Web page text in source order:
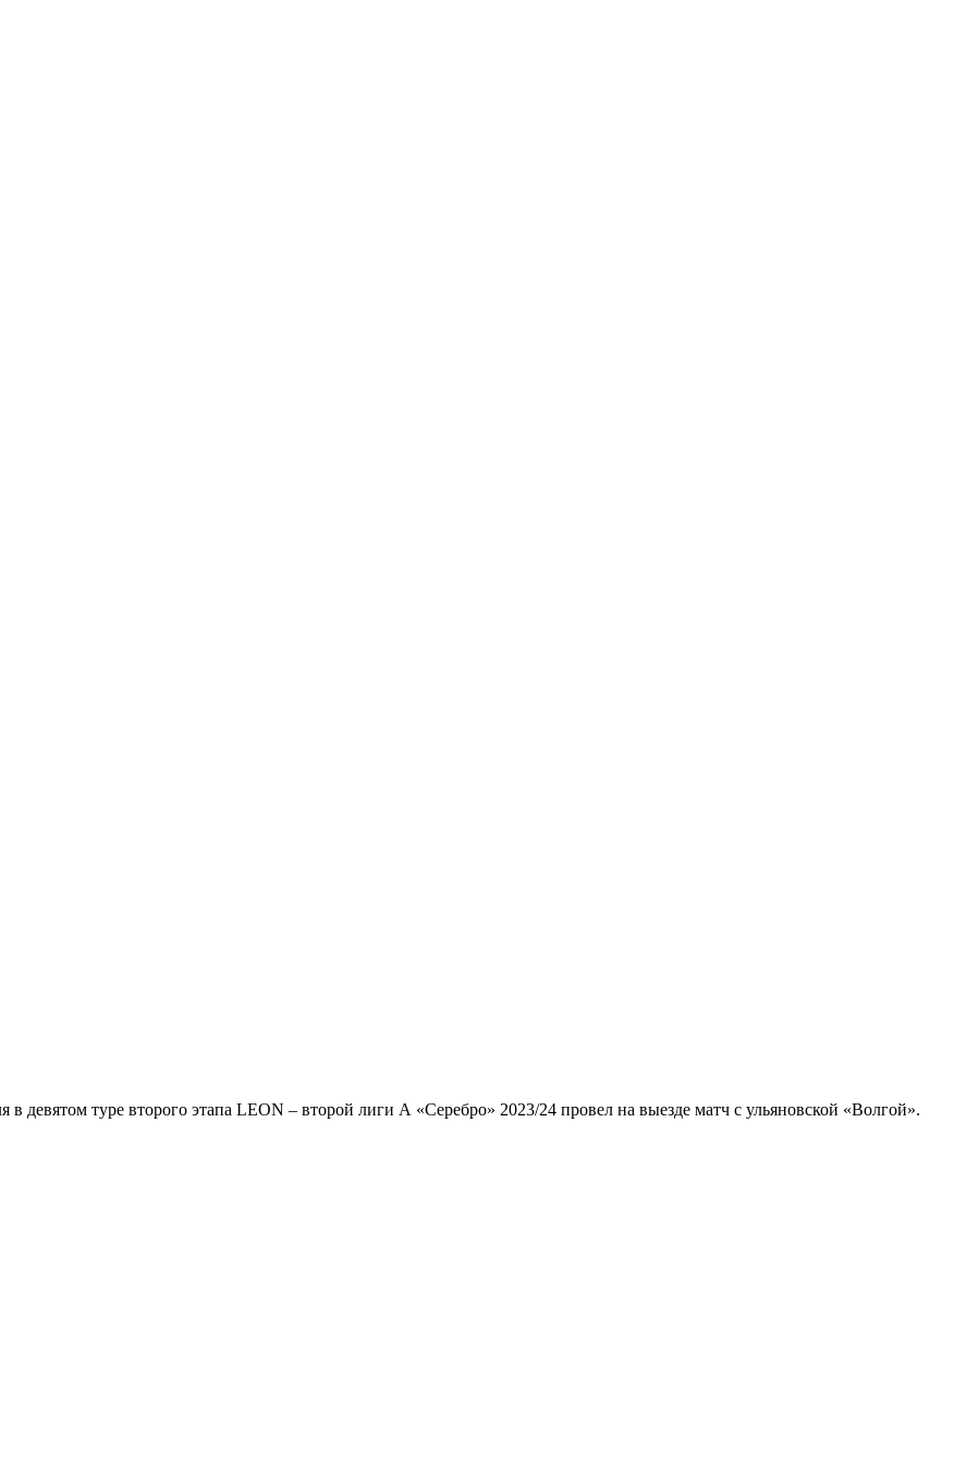
девятом туре второго этапа LEON – второй лиги А «Серебро» 2023/24 провел на выезде матч с ульяновской «Волгой».